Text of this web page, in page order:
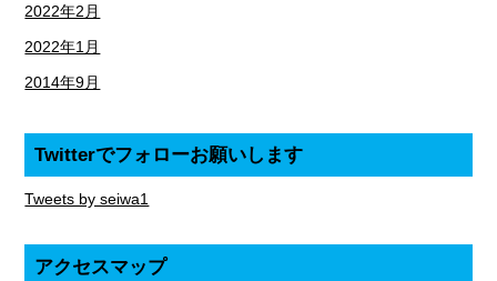
2022年2月
2022年1月
2014年9月
Twitterでフォローお願いします
Tweets by seiwa1
アクセスマップ